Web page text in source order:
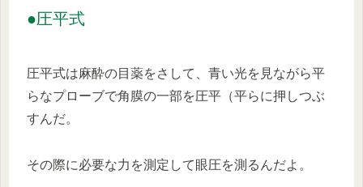
●圧平式
圧平式は麻酔の目薬をさして、青い光を見ながら平
らなプローブで角膜の一部を圧平（平らに押しつぶ
すんだ。
その際に必要な力を測定して眼圧を測るんだよ。